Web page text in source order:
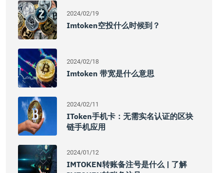
2024/02/19
Imtoken空投什么时候到？
2024/02/18
Imtoken 带宽是什么意思
2024/02/11
IToken手机卡：无需实名认证的区块
链手机应用
2024/01/12
IMTOKEN转账备注号是什么 | 了解